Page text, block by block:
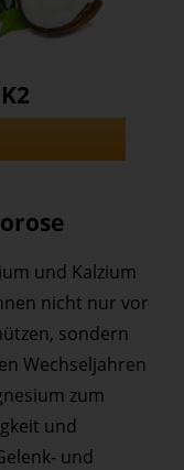
und Kalzium
nicht nur vor
sondern
Wechseljahren
zum
und
und